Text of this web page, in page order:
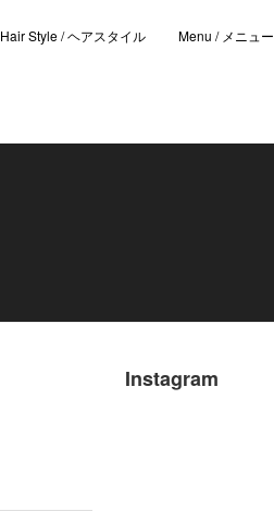
Hair Style / ヘアスタイル Menu / メニュー
Instagram